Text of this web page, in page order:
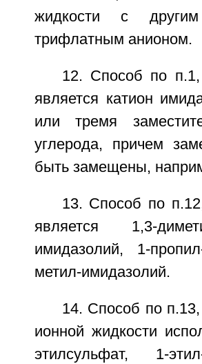
жидкости с
трифлатным анионом.
12. Способ по
является катион
или тремя
углерода, причем
быть замещены,
13. Способ по
является 1,3-
имидазолий, 1-
метил-имидазолий.
14. Способ по
ионной жидкости
этилсульфат, 1-